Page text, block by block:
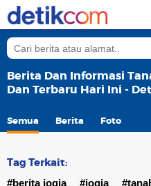
Berita Dan Informasi
Dan Terbaru Hari Ini -
Semua Berita Foto
Tag Terkait:
#berita jogja #jogja